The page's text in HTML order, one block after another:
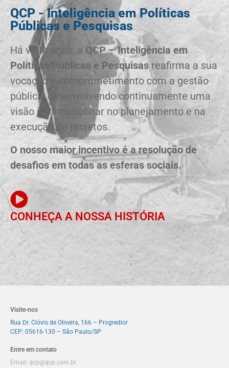
QCP - Inteligência em Políticas
Públicas e Pesquisas
Há vinte anos, a QCP – Inteligência em
Políticas Públicas e Pesquisasreafirma a sua
vocação e comprometimento com a gestão
pública, desenvolvendo continuamente uma
visão interdisciplinar no planejamento e na
execução de projetos.
O nosso maior incentivo é a resolução de
desafios em todas as esferas sociais.
CONHEÇA A NOSSA HISTÓRIA
Visite-nos
Rua Dr. Clóvis de Oliveira, 166 – Progredior
CEP: 05616-130 – São Paulo/SP
Entre em contato
Email: qcp@qcp.com.br